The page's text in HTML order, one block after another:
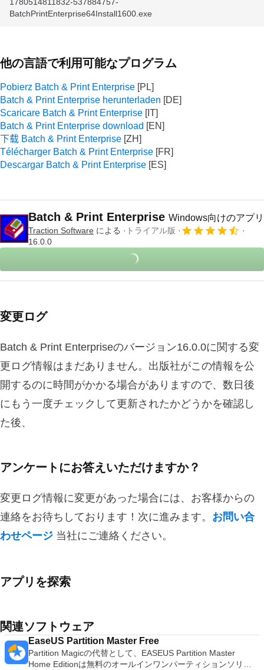
BatchPrintEnterprise64Install1600.exe
他の言語で利用可能なプログラム
Pobierz Batch & Print Enterprise
Batch & Print Enterprise herunterladen
Scaricare Batch & Print Enterprise
Batch & Print Enterprise download
下载 Batch & Print Enterprise
Télécharger Batch & Print Enterprise
Descargar Batch & Print Enterprise
Batch & Print Enterprise Windows向けのアプリ
Traction Software による
トライアル版
16.0.0
変更ログ
Batch & Print Enterpriseのバージョン16.0.0に関する変
更ログ情報はまだありません。出版社がこの情報を公
開するのに時間がかかる場合がありますので、数日後
にもう一度チェックして更新されたかどうかを確認し
た後、
アンケートにお答えいただけますか？
変更ログ情報に変更があった場合には、お客様からの
連絡をお待ちしております！次に進みます。 お問い合
わせページ 当社にご連絡ください。
アプリを探索
関連ソフトウェア
EaseUS Partition Master Free
Partition Magicの代替として、EASEUS Partition Master
Home Editionは無料のオールインワンパーティションソリュ